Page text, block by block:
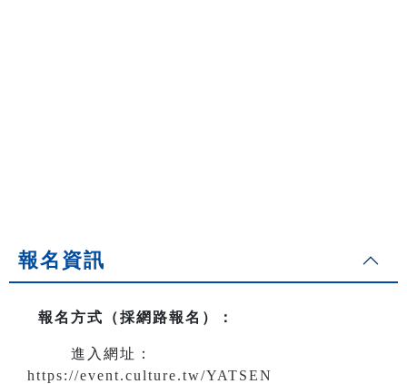
報名資訊
報名方式（採網路報名） ：
進入網址：
https://event.culture.tw/YATSEN